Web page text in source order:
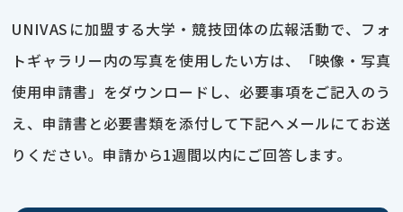
UNIVASに加盟する大学・競技団体の広報活動で、フォ
トギャラリー内の写真を使用したい方は、「映像・写真
使用申請書」をダウンロードし、必要事項をご記入のう
え、申請書と必要書類を添付して下記へメールにてお送
りください。申請から1週間以内にご回答します。